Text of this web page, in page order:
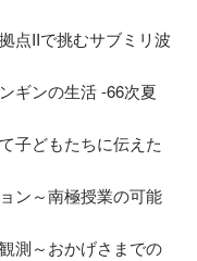
点IIで挑むサブミリ波
ギンの生活 -66次夏
子どもたちに伝えた
ン～南極授業の可能
測～おかげさまでの